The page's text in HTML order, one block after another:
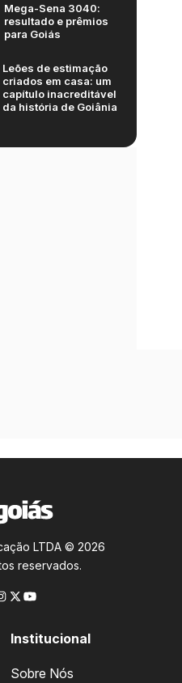
Mega-Sena 3040:
resultado e prêmios
para Goiás
Leões de estimação
criados em casa: um
capítulo inacreditável
da história de Goiânia
LTDA © 2026
reservados.
Institucional
Sobre Nós